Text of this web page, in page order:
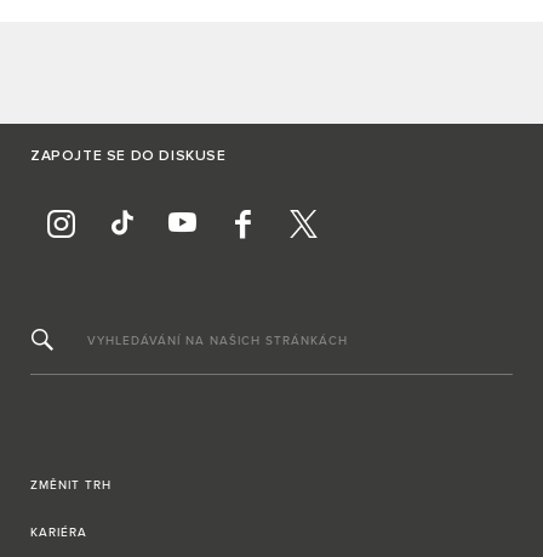
ZAPOJTE SE DO DISKUSE
VYHLEDÁVÁNÍ NA NAŠICH STRÁNKÁCH
ZMĚNIT TRH
KARIÉRA